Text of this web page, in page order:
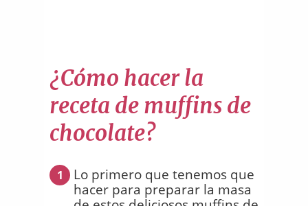
¿Cómo hacer la
receta de muffins de
chocolate?
1
Lo primero que tenemos que
hacer para preparar la masa